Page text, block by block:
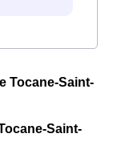
Tocane-Saint-
Saint-